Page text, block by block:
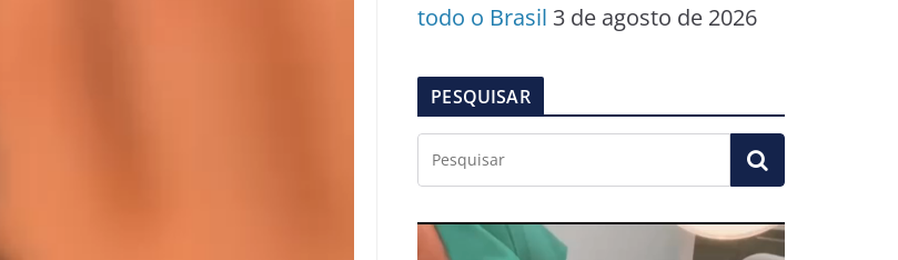
todo o Brasil 3 de agosto de 2026
PESQUISAR